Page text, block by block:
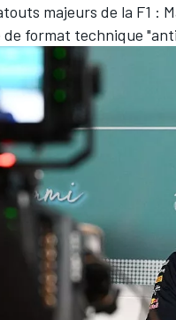
majeurs de la F1 :
format technique